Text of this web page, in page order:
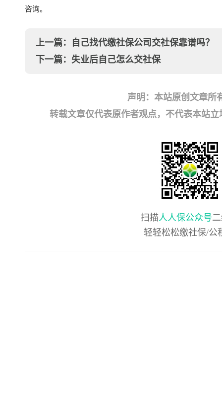
咨询。
上一篇：
自己找代缴社保公司交社保靠谱吗？
下一篇： 失业后自己怎么交社保
声明：本站原创文章所
转载文章仅代表原作者观点，不代表本站
扫描人人保公众号
轻轻松松缴社保/公